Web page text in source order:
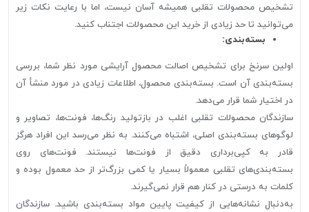
تشخیص محصولات تقلبی همیشه آسان نیست، اما با رعایت نکات زیر
می‌توانید تا حد زیادی از خرید این محصولات اجتناب کنید.
بسته‌بندی:
اولین سرنخ برای تشخیص اصالت محصول آرایشی مورد نظر شما، بررسی
بسته‌بندی آن است. بسته‌بندی محصول، اطلاعات زیادی در مورد منشأ آن
در اختیار شما قرار می‌دهد.
سازندگان محصولات تقلبی اغلب در بازتولید رنگ‌ها، فونت‌ها، تصاویر و
لوگوهای بسته‌بندی اصلی، اشتباه می‌کنند. به نظر می‌رسد این افراد هرگز
قادر به کپی‌برداری دقیق از فونت‌ها نیستند. فونت‌های روی
بسته‌بندی‌های تقلبی معمولاً بسیار یا کمی بزرگ‌تر از حد معمول بوده و
کلمات به درستی در کنار هم قرار نمی‌گیرند.
به‌دنبال نشانه‌هایی از کیفیت پایین مواد بسته‌بندی باشید. سازندگان